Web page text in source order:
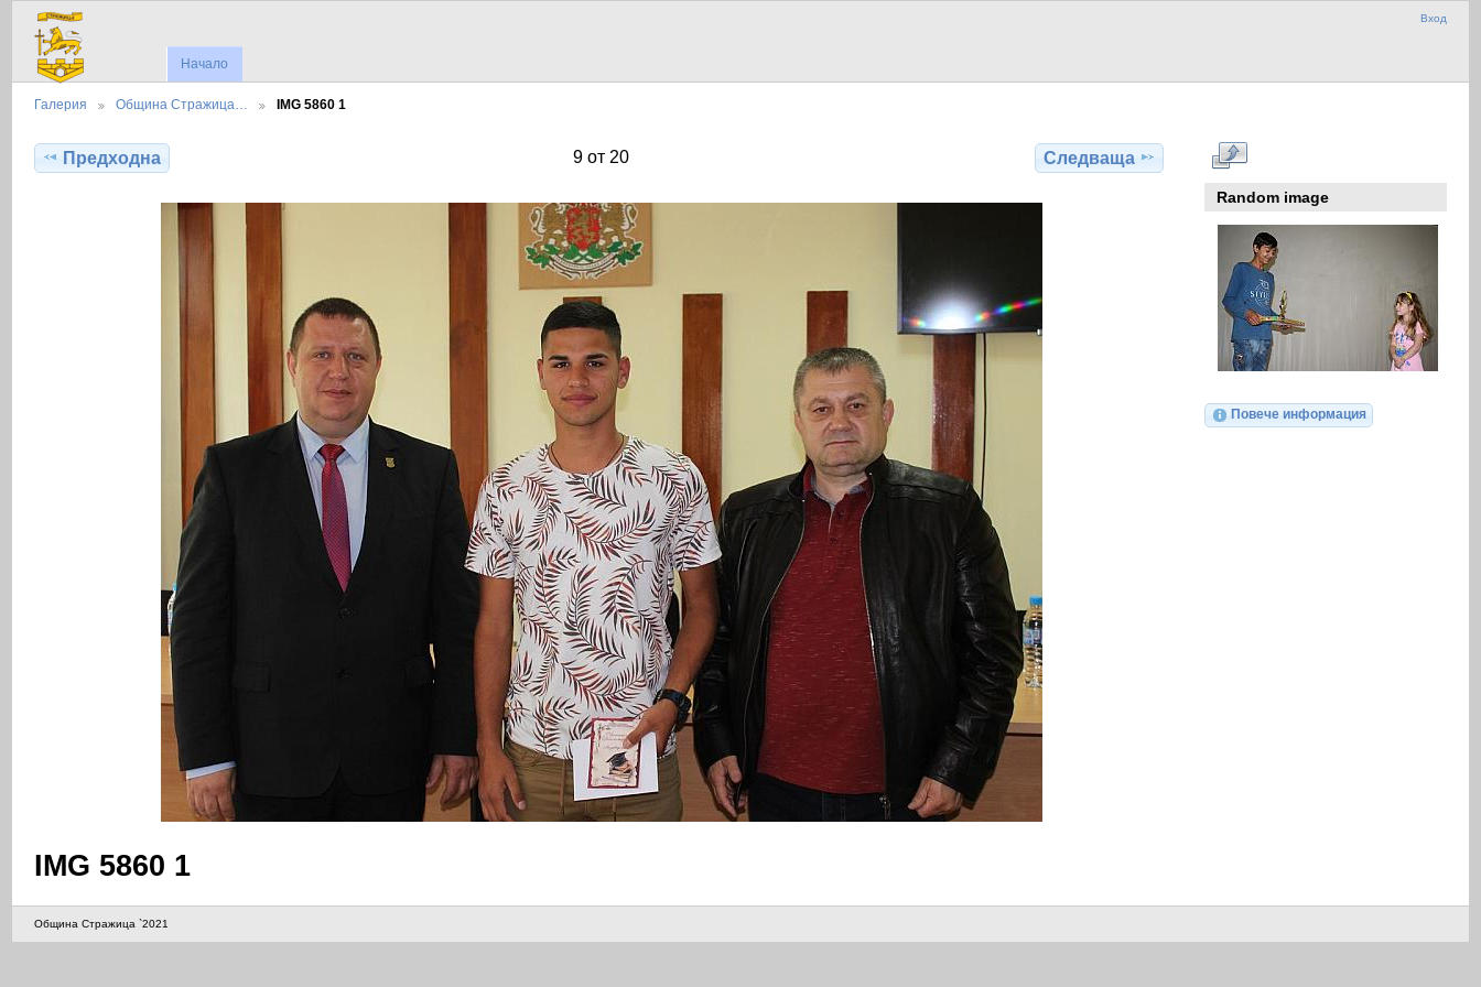
Вход
Начало
Галерия Община Стражица… IMG 5860 1
Предходна 9 от 20 Следваща
IMG 5860 1
Random image
Повече информация
Община Стражица `2021